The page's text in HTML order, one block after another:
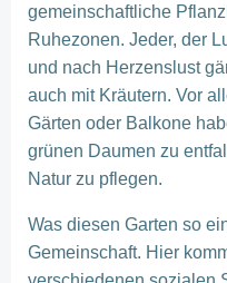
gemeinschaftliche
Ruhezonen. Jeder, der
und nach Herzenslust
auch mit Kräutern. Vor
Gärten oder Balkone
grünen Daumen zu
Natur zu pflegen.
Was diesen Garten so
Gemeinschaft. Hier